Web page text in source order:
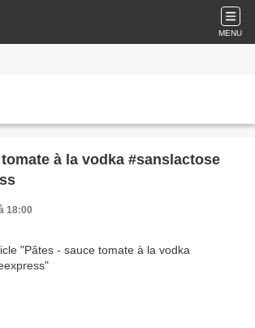
MENU
à la vodka #sanslactose
18:00